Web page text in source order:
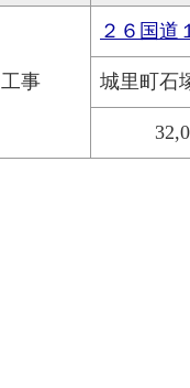
工事
２６国道
城里町石